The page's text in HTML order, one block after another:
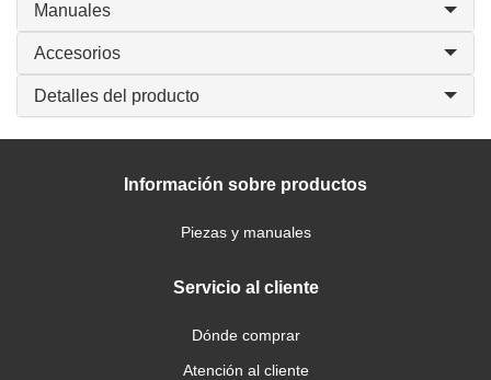
Manuales
Accesorios
Detalles del producto
Información sobre productos
Piezas y manuales
Servicio al cliente
Dónde comprar
Atención al cliente